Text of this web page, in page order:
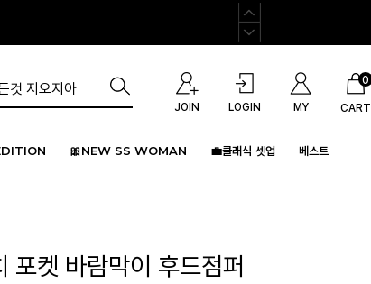
JOIN LOGIN MY CART
0
🎀NEW SS WOMAN 💼클래식 셋업 베스트
포켓 바람막이 후드점퍼